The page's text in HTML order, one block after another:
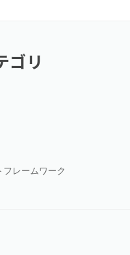
ゴリ
フレームワーク